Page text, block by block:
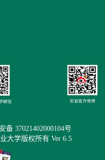
备 37021402000104号
大学版权所有 Ver 6.5